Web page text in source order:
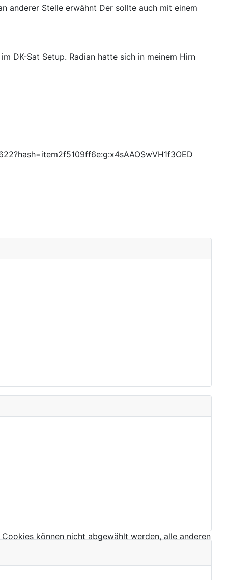
anderer Stelle erwähnt Der sollte auch mit einem
DK-Sat Setup. Radian hatte sich in meinem Hirn
können nicht abgewählt werden, alle anderen